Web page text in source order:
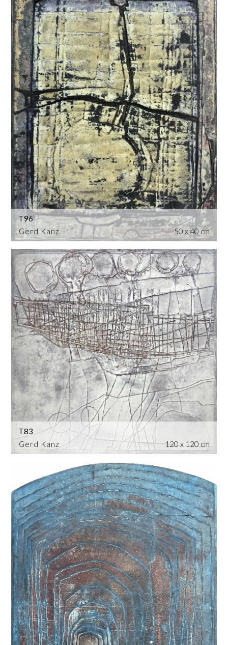
Gerd Kanz
T96
50 x 40 cm
Gerd Kanz
T83
120 x 120 cm